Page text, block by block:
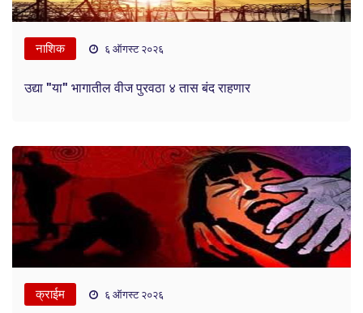
नाशिक ६ ऑगस्ट २०२६
उद्या "या" भागातील वीज पुरवठा ४ तास बंद राहणार
क्राईम ६ ऑगस्ट २०२६